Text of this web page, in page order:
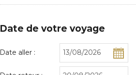
Date de votre voyage
Date aller :